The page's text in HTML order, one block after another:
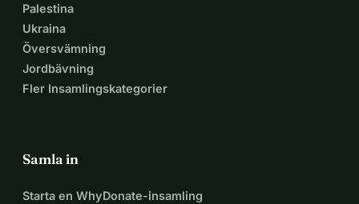
Palestina
Ukraina
Översvämning
Jordbävning
Fler Insamlingskategorier
Samla in
Starta en WhyDonate-insamling